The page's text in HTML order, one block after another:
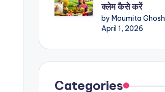
क्लेम कैसे करें
by Moumita Ghosh
April 1, 2026
Categories